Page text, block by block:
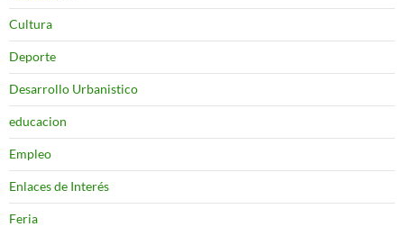
Cultura
Deporte
Desarrollo Urbanistico
educacion
Empleo
Enlaces de Interés
Feria